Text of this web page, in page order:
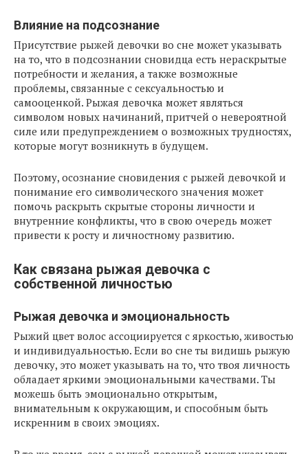
Влияние на подсознание
Присутствие рыжей девочки во сне может указывать
на то, что в подсознании сновидца есть нераскрытые
потребности и желания, а также возможные
проблемы, связанные с сексуальностью и
самооценкой. Рыжая девочка может являться
символом новых начинаний, притчей о невероятной
силе или предупреждением о возможных трудностях,
которые могут возникнуть в будущем.
Поэтому, осознание сновидения с рыжей девочкой и
понимание его символического значения может
помочь раскрыть скрытые стороны личности и
внутренние конфликты, что в свою очередь может
привести к росту и личностному развитию.
Как связана рыжая девочка с
собственной личностью
Рыжая девочка и эмоциональность
Рыжий цвет волос ассоциируется с яркостью, живостью
и индивидуальностью. Если во сне ты видишь рыжую
девочку, это может указывать на то, что твоя личность
обладает яркими эмоциональными качествами. Ты
можешь быть эмоционально открытым,
внимательным к окружающим, и способным быть
искренним в своих эмоциях.